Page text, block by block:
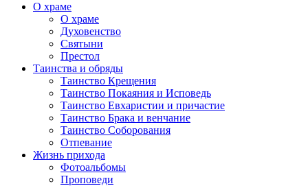
О храме
О храме
Духовенство
Святыни
Престол
Таинства и обряды
Таинство Крещения
Таинство Покаяния и Исповедь
Таинство Евхаристии и причастие
Таинство Брака и венчание
Таинство Соборования
Отпевание
Жизнь прихода
Фотоальбомы
Проповеди